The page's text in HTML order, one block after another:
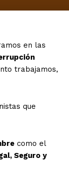
en las
trabajamos,
que
como el
Seguro y